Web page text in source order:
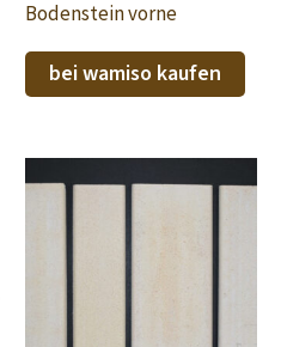
Bodenstein vorne
bei wamiso kaufen